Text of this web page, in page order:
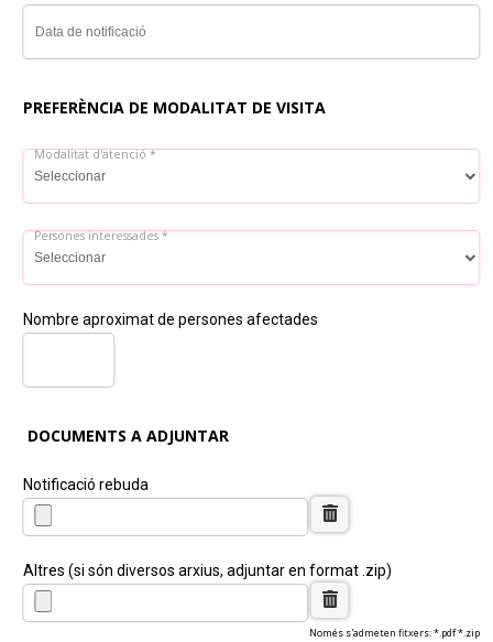
Data de notificació
PREFERÈNCIA DE MODALITAT DE VISITA
Modalitat d'atenció *
Persones interessades *
Nombre aproximat de persones afectades
DOCUMENTS A ADJUNTAR
Notificació rebuda
Altres (si són diversos arxius, adjuntar en format .zip)
Només s'admeten fitxers: *.pdf *.zip